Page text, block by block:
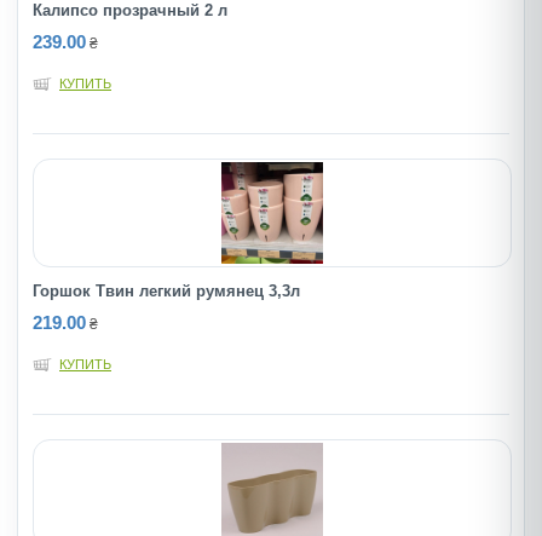
Калипсо прозрачный 2 л
239.00 ₴
КУПИТЬ
Горшок Твин легкий румянец 3,3л
219.00 ₴
КУПИТЬ